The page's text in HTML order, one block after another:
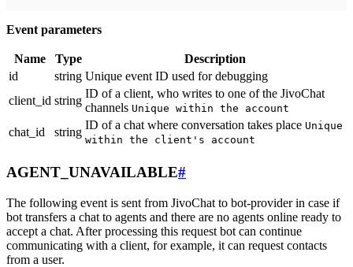
Event parameters
Name Type
Description
id
string Unique event ID used for debugging
client_id string
ID of a client, who writes to one of the JivoChat
channels Unique within the account
chat_id string
ID of a chat where conversation takes place Unique
within the client's account
AGENT_UNAVAILABLE#
The following event is sent from JivoChat to bot-provider in case if
bot transfers a chat to agents and there are no agents online ready to
accept a chat. After processing this request bot can continue
communicating with a client, for example, it can request contacts
from a user.